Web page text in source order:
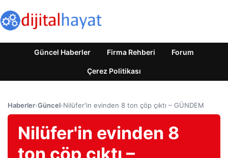
Güncel Haberler Firma Rehberi Forum
Çerez Politikası
Haberler›Güncel›Nilüfer'in evinden 8 ton çöp çıktı – GÜNDEM
Nilüfer'in evinden 8
ton çöp çıktı –